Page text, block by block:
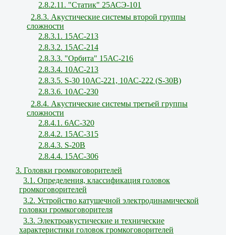
2.8.2.11. "Статик" 25АСЭ-101
2.8.3. Акустические системы второй группы
сложности
2.8.3.1. 15АС-213
2.8.3.2. 15АС-214
2.8.3.3. "Орбита" 15АС-216
2.8.3.4. 10АС-213
2.8.3.5. S-30 10АС-221, 10АС-222 (S-30В)
2.8.3.6. 10АС-230
2.8.4. Акустические системы третьей группы
сложности
2.8.4.1. 6АС-320
2.8.4.2. 15АС-315
2.8.4.3. S-20B
2.8.4.4. 15АС-306
3. Головки громкоговорителей
3.1. Определения, классификация головок
громкоговорителей
3.2. Устройство катушечной электродинамической
головки громкоговорителя
3.3. Электроакустические и технические
характеристики головок громкоговорителей